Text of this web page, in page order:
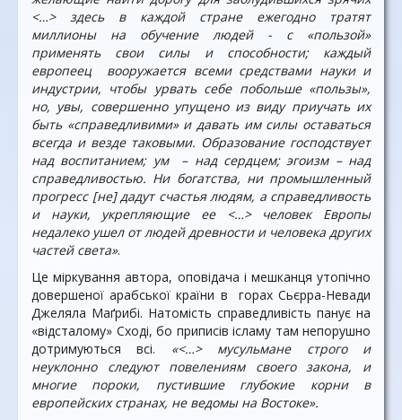
<…> здесь в каждой стране ежегодно тратят
миллионы на обучение людей - с «пользой»
применять свои силы и способности; каждый
европеец вооружается всеми средствами науки и
индустрии, чтобы урвать себе побольше «пользы»,
но, увы, совершенно упущено из виду приучать их
быть «справедливими» и давать им силы оставаться
всегда и везде таковыми. Образование господствует
над воспитанием; ум – над сердцем; эгоизм – над
справедливостью. Ни богатства, ни промышленный
прогресс [не] дадут счастья людям, а справедливость
и науки, укрепляющие ее <…> человек Европы
недалеко ушел от людей древности и человека других
частей света».
Це міркування автора, оповідача і мешканця утопічно
довершеної арабської країни в горах Сьєрра-Невади
Джеляла Маґрибі. Натомість справедливість панує на
«відсталому» Сході, бо приписів ісламу там непорушно
дотримуються всі. «<…> мусульмане строго и
неуклонно следуют повелениям своего закона, и
многие пороки, пустившие глубокие корни в
европейских странах, не ведомы на Востоке».